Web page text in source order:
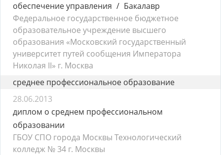
обеспечение управления
Бакалавр
Федеральное государственное бюджетное
образовательное учреждение высшего
образования «Московский государственный
университет путей сообщения Императора
Николая II» г. Москва
среднее профессиональное образование
28.06.2013
диплом о среднем профессиональном
образовании
ГБОУ СПО города Москвы Технологический
колледж № 34 г. Москвы